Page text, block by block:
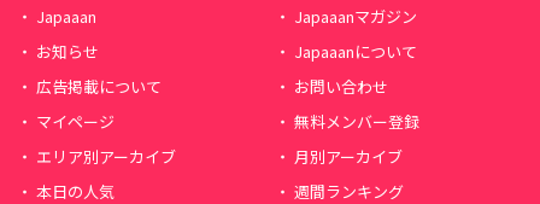
Japaaan
Japaaanマガジン
お知らせ
Japaaanについて
広告掲載について
お問い合わせ
マイページ
無料メンバー登録
エリア別アーカイブ
月別アーカイブ
本日の人気
週間ランキング